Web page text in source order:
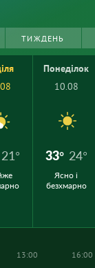
ТИЖДЕНЬ
21°
Понеділок
10.08
33° 24°
Ясно і
безхмарно
13:00 16:00